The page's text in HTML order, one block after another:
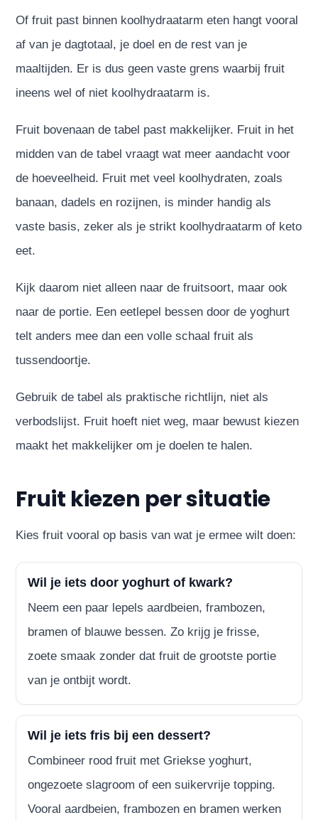
Of fruit past binnen koolhydraatarm eten hangt vooral
af van je dagtotaal, je doel en de rest van je
maaltijden. Er is dus geen vaste grens waarbij fruit
ineens wel of niet koolhydraatarm is.
Fruit bovenaan de tabel past makkelijker. Fruit in het
midden van de tabel vraagt wat meer aandacht voor
de hoeveelheid. Fruit met veel koolhydraten, zoals
banaan, dadels en rozijnen, is minder handig als
vaste basis, zeker als je strikt koolhydraatarm of keto
eet.
Kijk daarom niet alleen naar de fruitsoort, maar ook
naar de portie. Een eetlepel bessen door de yoghurt
telt anders mee dan een volle schaal fruit als
tussendoortje.
Gebruik de tabel als praktische richtlijn, niet als
verbodslijst. Fruit hoeft niet weg, maar bewust kiezen
maakt het makkelijker om je doelen te halen.
Fruit kiezen per situatie
Kies fruit vooral op basis van wat je ermee wilt doen:
Wil je iets door yoghurt of kwark?
Neem een paar lepels aardbeien, frambozen,
bramen of blauwe bessen. Zo krijg je frisse,
zoete smaak zonder dat fruit de grootste portie
van je ontbijt wordt.
Wil je iets fris bij een dessert?
Combineer rood fruit met Griekse yoghurt,
ongezoete slagroom of een suikervrije topping.
Vooral aardbeien, frambozen en bramen werken